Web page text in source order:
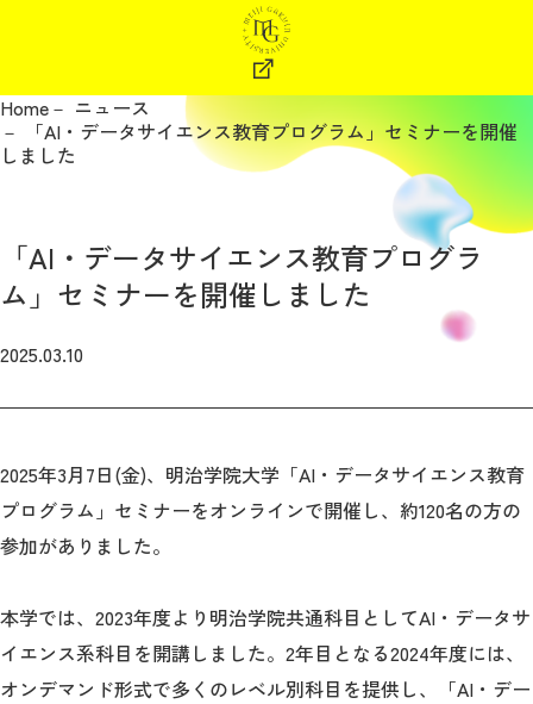
Home
ニュース
「AI・データサイエンス教育プログラム」セミナーを開催
しました
「AI・データサイエンス教育プログラ
ム」セミナーを開催しました
2025.03.10
2025年3月7日(金)、明治学院大学「AI・データサイエンス教育
プログラム」セミナーをオンラインで開催し、約120名の方の
参加がありました。
本学では、2023年度より明治学院共通科目としてAI・データサ
イエンス系科目を開講しました。2年目となる2024年度には、
オンデマンド形式で多くのレベル別科目を提供し、「AI・デー